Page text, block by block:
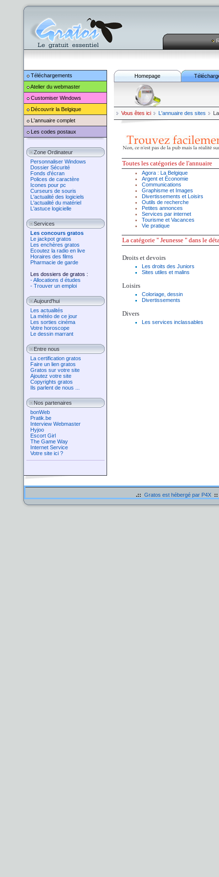
Téléchargements
Atelier du webmaster
Customiser Windows
Découvrir la Belgique
L'annuaire complet
Les codes postaux
Zone Ordinateur
Personnaliser Windows
Dossier Sécurité
Fonds d'écran
Polices de caractère
Icones pour pc
Curseurs de souris
L'actualité des logiciels
L'actualité du matériel
L'astuce logicielle
Services
Les concours gratos
Le jackpot gratos
Les enchères gratos
Ecoutez la radio en live
Horaires des films
Pharmacie de garde
Les dossiers de gratos :
- Allocations d études
- Trouver un emploi
Aujourd'hui
Les actualités
La météo de ce jour
Les sorties cinéma
Votre horoscope
Le dessin marrant
Entre nous
La certification gratos
Faire un lien gratos
Gratos sur votre site
Ajoutez votre site
Copyrights gratos
Ils parlent de nous ...
Nos partenaires
bonWeb
Pratik.be
Interview Webmaster
Hyjoo
Escort Girl
The Game Way
Internet Service
Votre site ici ?
Homepage
Vous êtes ici L'annuaire des sites
Toutes les catégories de l'annuaire
Agora : La Belgique
Argent etÉconomie
Communications
Graphisme etImages
Divertissements et Loisirs
Outils de recherche
Petites annonces
Services par internet
Tourisme etVacances
Vie pratique
La catégorie" Jeunesse " dans le
Droits et devoirs
Les droits des Juniors
Sites utiles et malins
Loisirs
Coloriage, dessin
Divertissements
Divers
Les services inclassables
.:: Gratos est hébergé par P4X ::